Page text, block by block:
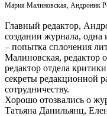
Мария Малиновская, Андроник
Главный редактор,
создании журнала, одна
– попытка сплочения
Малиновская, редактор
редактор отдела
секреты редакционной
сотрудничеству.
Хорошо отозвались о
Татьяна Данильянц,